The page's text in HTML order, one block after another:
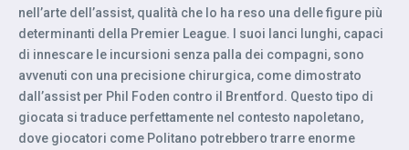
nell’arte dell’assist, qualità che lo ha reso una delle figure più
determinanti della Premier League. I suoi lanci lunghi, capaci
di innescare le incursioni senza palla dei compagni, sono
avvenuti con una precisione chirurgica, come dimostrato
dall’assist per Phil Foden contro il Brentford. Questo tipo di
giocata si traduce perfettamente nel contesto napoletano,
dove giocatori come Politano potrebbero trarre enorme